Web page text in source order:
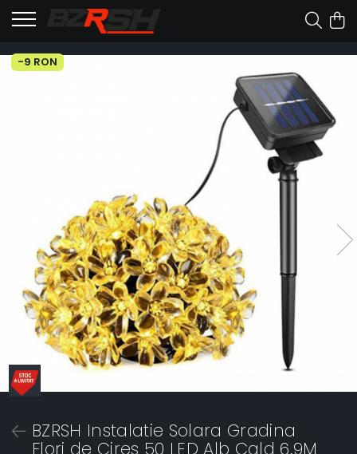
-9 RON
BZRSH Instalatie Solara Gradina
Flori de Cires 50 LED Alb Cald 6.9M